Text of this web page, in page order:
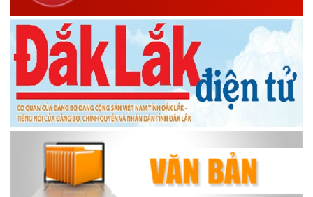
PHÓNG SỰ 43 NĂM THÀNH LẬP HUYỆN
Quy hoạch vùng huyện Krông Ana, tỉnh Đắk Lắk đến năm
2030, tầm nhìn đến năm 2050
Chiều Krông Ana Em Hát
Thông điệp truyền hình nCoV
Đua thuyền truyền thống Krông Ana - Đắk Lắk
Đua thuyền truyền thống Krông Ana
Xã Krông Ana lấy sự hài lòng của người dân làm thước đo
trong cải cách hành chính